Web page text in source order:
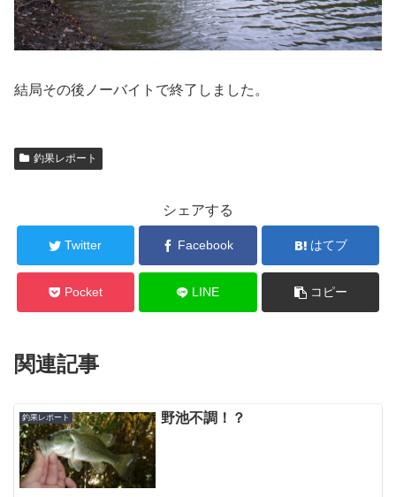
結局その後ノーバイトで終了しました。
釣果レポート
シェアする
Twitter Facebook はてブ
Pocket LINE コピー
関連記事
釣果レポート 野池不調！？